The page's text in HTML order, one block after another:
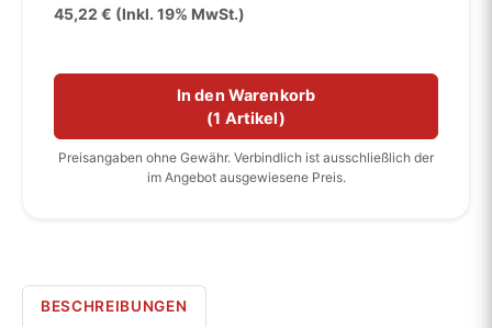
45,22 € (Inkl. 19% MwSt.)
In den Warenkorb
(1 Artikel)
Preisangaben ohne Gewähr. Verbindlich ist ausschließlich der
im Angebot ausgewiesene Preis.
BESCHREIBUNGEN